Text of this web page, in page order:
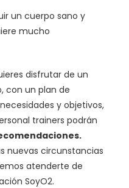
un cuerpo sano y
mucho
disfrutar de un
con un plan de
y objetivos,
trainers podrán
nuevas circunstancias
atenderte de
SoyO2.